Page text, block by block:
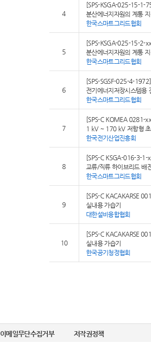
4
[SPS-KSGA-025-15-1-
분산에너지자원의 계통
한국스마트그리드협회
5
[SPS-KSGA-025-15-2-
분산에너지자원의 계통
한국스마트그리드협회
6
[SPS-SGSF-025-4-1972]
전기에너지저장시스템용
한국스마트그리드협회
7
[SPS-C KOMEA 0281-
1 kV ~ 170 kV 저항형
한국전기산업진흥회
8
[SPS-C KSGA-016-3-1-
교류/직류 하이브리드 배
한국스마트그리드협회
9
[SPS-C KACAKARSE
실내용 가습기
대한설비융합협회
10
[SPS-C KACAKARSE
실내용 가습기
한국공기청정협회
이메일무단수집거부 저작권정책